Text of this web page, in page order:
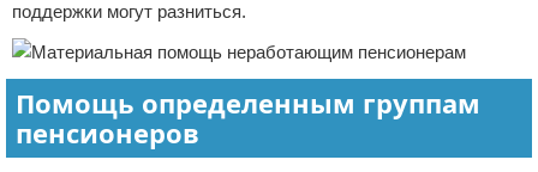
поддержки могут разниться.
Помощь определенным группам
пенсионеров